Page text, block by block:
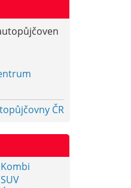
ČR
Kombi
SUV